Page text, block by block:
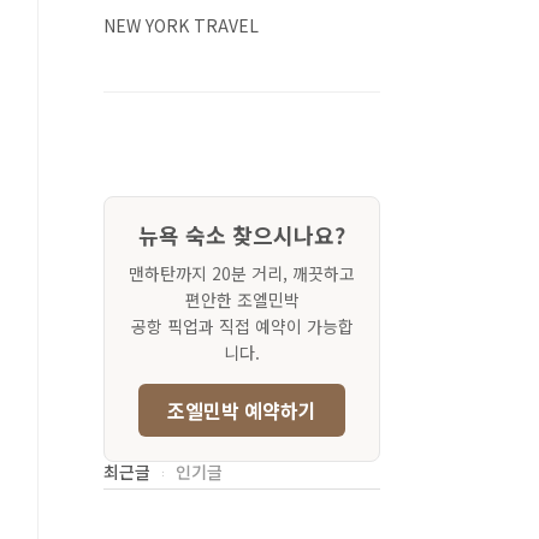
NEW YORK TRAVEL
뉴욕 숙소 찾으시나요?
맨하탄까지 20분 거리, 깨끗하고
편안한 조엘민박
공항 픽업과 직접 예약이 가능합
니다.
조엘민박 예약하기
최근글 인기글